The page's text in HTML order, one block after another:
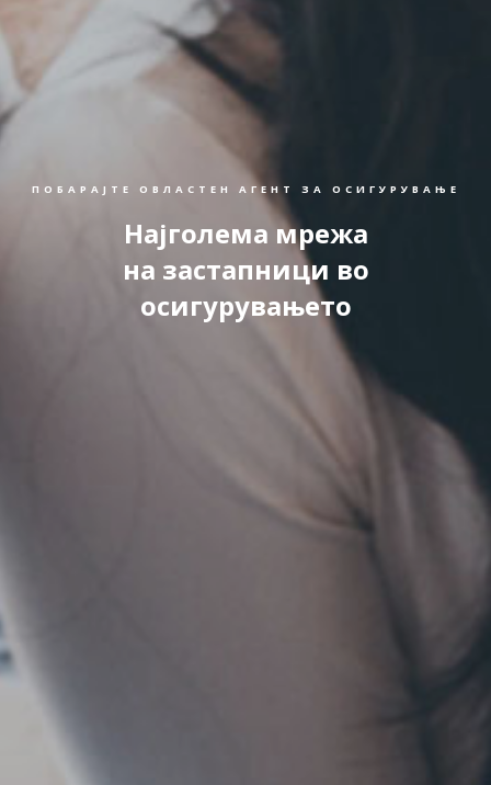
ПОБАРАЈТЕ ОВЛАСТЕН АГЕНТ ЗА ОСИГУРУВАЊЕ
Најголема мрежа
на застапници во
осигурувањето